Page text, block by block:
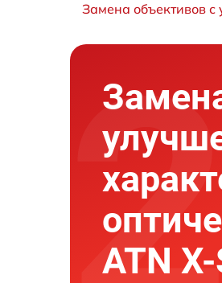
Замена объективов
ATN